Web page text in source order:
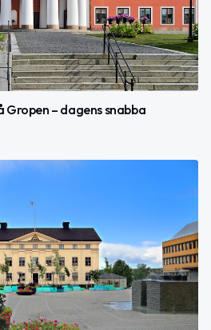
Gropen – dagens snabba